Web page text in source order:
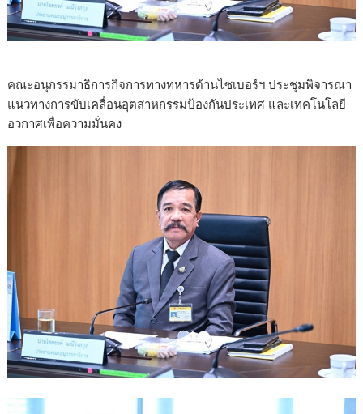
คณะอนุกรรมาธิการกิจการทางทหารด้านไซเบอร์ฯ ประชุมพิจารณา
แนวทางการขับเคลื่อนอุตสาหกรรมป้องกันประเทศ และเทคโนโลยี
อวกาศเพื่อความมั่นคง